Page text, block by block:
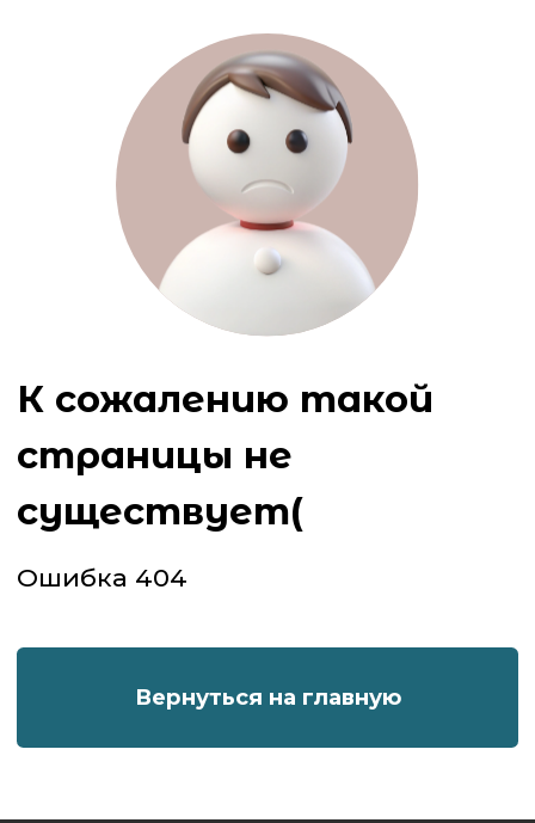
К сожалению такой
страницы не
Ошибка 404